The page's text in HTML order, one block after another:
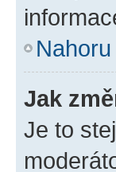
Nahoru
Jak
Je to